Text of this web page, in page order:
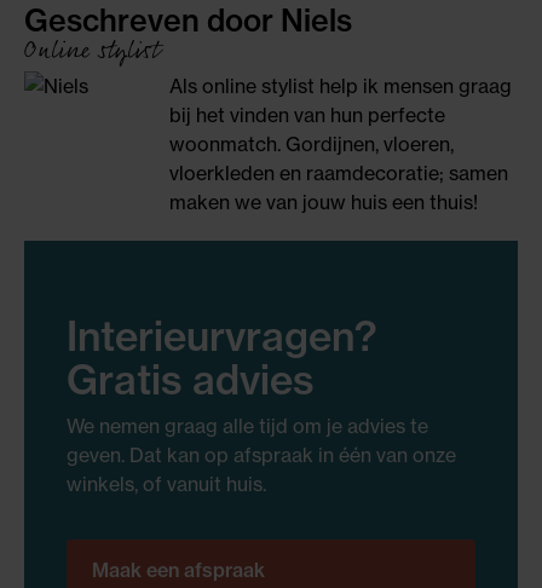
Geschreven door Niels
Online stylist
Als online stylist help ik mensen graag
bij het vinden van hun perfecte
woonmatch. Gordijnen, vloeren,
vloerkleden en raamdecoratie; samen
maken we van jouw huis een thuis!
Interieurvragen?
Gratis advies
We nemen graag alle tijd om je advies te
geven. Dat kan op afspraak in één van onze
winkels, of vanuit huis.
Maak een afspraak